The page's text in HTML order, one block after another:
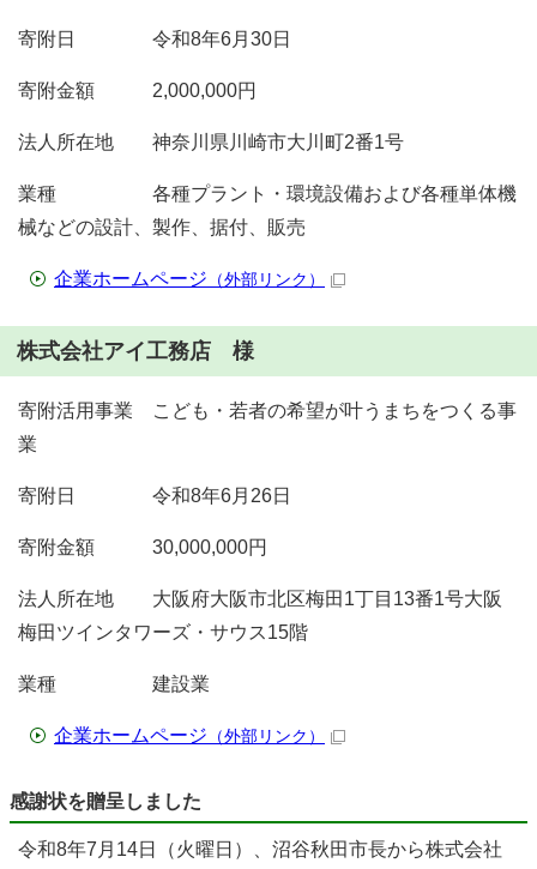
寄附日 令和8年6月30日
寄附金額 2,000,000円
法人所在地 神奈川県川崎市大川町2番1号
業種 各種プラント・環境設備および各種単体機
械などの設計、製作、据付、販売
企業ホームページ （外部リンク）
株式会社アイ工務店 様
寄附活用事業 こども・若者の希望が叶うまちをつくる事
業
寄附日 令和8年6月26日
寄附金額 30,000,000円
法人所在地 大阪府大阪市北区梅田1丁目13番1号大阪
梅田ツインタワーズ・サウス15階
業種 建設業
企業ホームページ （外部リンク）
感謝状を贈呈しました
令和8年7月14日（火曜日）、沼谷秋田市長から株式会社